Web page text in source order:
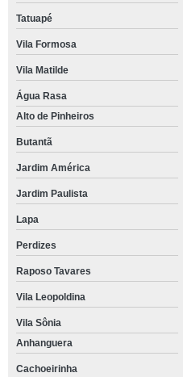
Tatuapé
Vila Formosa
Vila Matilde
Água Rasa
Alto de Pinheiros
Butantã
Jardim América
Jardim Paulista
Lapa
Perdizes
Raposo Tavares
Vila Leopoldina
Vila Sônia
Anhanguera
Cachoeirinha